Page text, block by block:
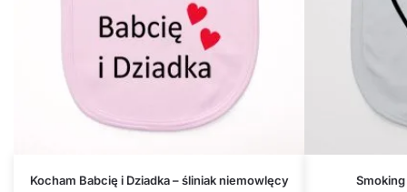
Kocham Babcię i Dziadka – śliniak niemowlęcy